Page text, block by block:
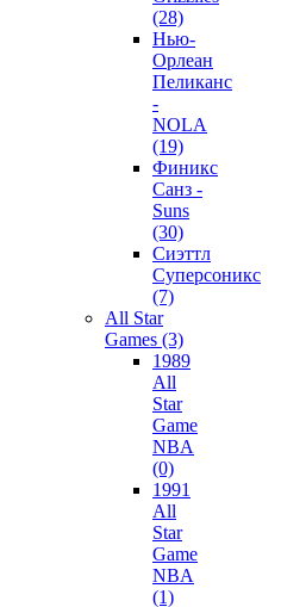
(28)
Нью-
Орлеан
Пеликанс
-
NOLA
(19)
Финикс
Санз -
Suns
(30)
Сиэттл
Суперсоникс
(7)
All Star
Games (3)
1989
All
Star
Game
NBA
(0)
1991
All
Star
Game
NBA
(1)